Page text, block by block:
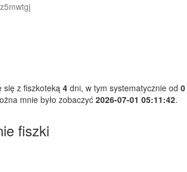
się z fiszkoteką 4 dni, w tym systematycznie od 0
mnie było zobaczyć 2026-07-01 05:11:42.
fiszki